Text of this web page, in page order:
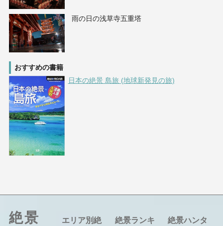
雨の日の浅草寺五重塔
おすすめの書籍
日本の絶景 島旅 (地球新発見の旅)
絶景
エリア別絶
絶景ランキ
絶景ハンタ